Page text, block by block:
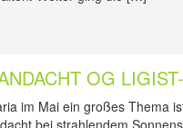
OG
im Mai ein großes Thema